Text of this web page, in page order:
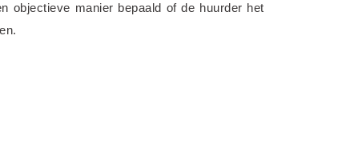
objectieve manier bepaald of de huurder het